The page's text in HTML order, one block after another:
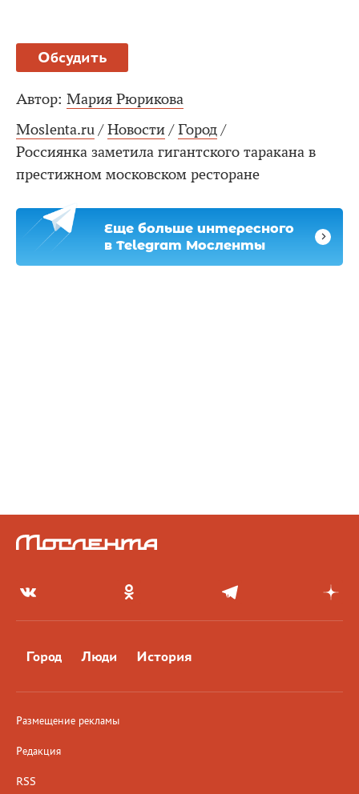
Обсудить
Автор: Мария Рюрикова
Moslenta.ru / Новости / Город /
Россиянка заметила гигантского таракана в
престижном московском ресторане
Еще больше интересного
в Telegram Мосленты
Город Люди История
Размещение рекламы
Редакция
RSS